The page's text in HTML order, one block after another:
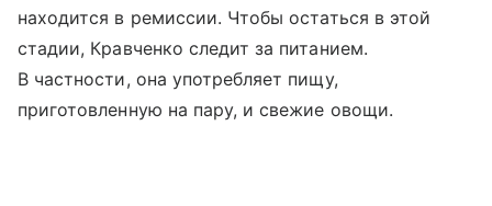
находится в ремиссии. Чтобы остаться в этой
стадии, Кравченко следит за питанием.
В частности, она употребляет пищу,
приготовленную на пару, и свежие овощи.